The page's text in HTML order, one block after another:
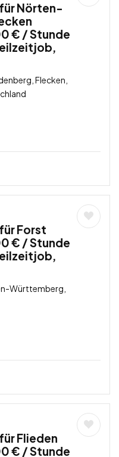
Nörten-
€ / Stunde
Flecken,
Forst
€ / Stunde
Württemberg,
Flieden
€ / Stunde